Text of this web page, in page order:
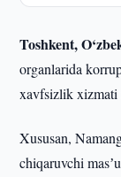
Toshkent,
organlarida
xavfsizlik xizmati
Xususan,
chiqaruvchi